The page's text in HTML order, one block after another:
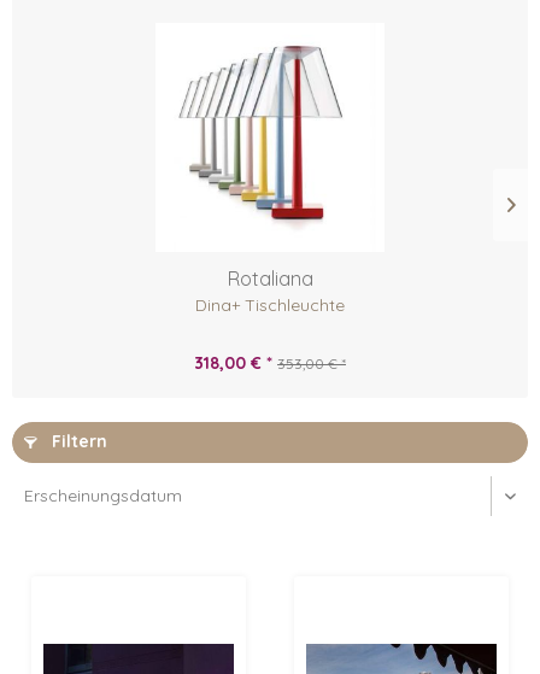
Rotaliana
Dina+ Tischleuchte
318,00 € * 353,00 € *
Filtern